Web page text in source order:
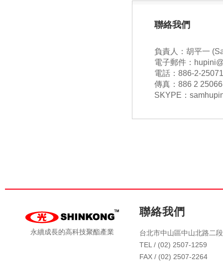
聯絡我們
負責人：胡平一
電子郵件：
電話：886-2-
傳真：886 2
SKYPE：
永續成長的高科技聚酯產業
聯絡我們
台北市中山區中山北路二
TEL / (02) 2507-1259
FAX / (02) 2507-2264